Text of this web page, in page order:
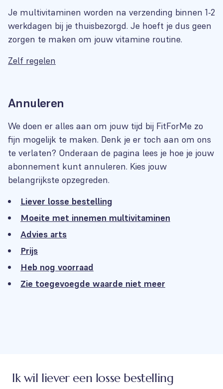
Je multivitaminen worden na verzending binnen 1-2
werkdagen bij je thuisbezorgd. Je hoeft je dus geen
zorgen te maken om jouw vitamine routine.
Zelf regelen
Annuleren
We doen er alles aan om jouw tijd bij FitForMe zo
fijn mogelijk te maken. Denk je er toch aan om ons
te verlaten? Onderaan de pagina lees je hoe je jouw
abonnement kunt annuleren. Kies jouw
belangrijkste opzegreden.
Liever losse bestelling
Moeite met innemen multivitaminen
Advies arts
Prijs
Heb nog voorraad
Zie toegevoegde waarde niet meer
Ik wil liever een losse bestelling